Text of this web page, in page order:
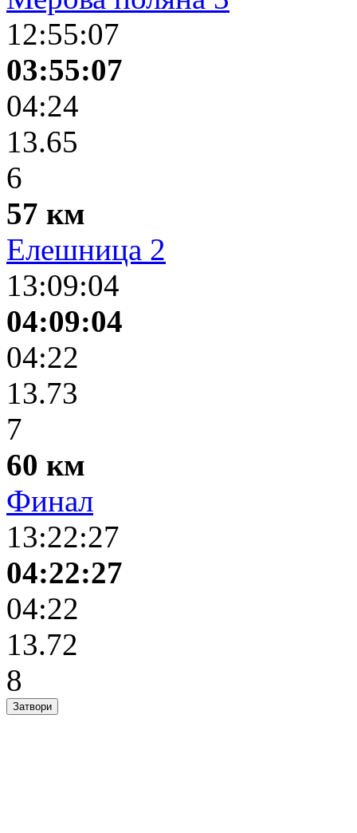
12:55:07
03:55:07
04:24
13.65
6
57 км
Елешница 2
13:09:04
04:09:04
04:22
13.73
7
60 км
Финал
13:22:27
04:22:27
04:22
13.72
8
Затвори